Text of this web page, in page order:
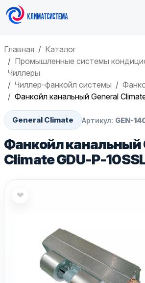
Главная
Каталог
Промышленные системы
Чиллеры
Чиллер-фанкойл системы
Фанкойл канальный General
General Climate Артикул: GEN-
Фанкойл канальный
Climate GDU-P-
❤